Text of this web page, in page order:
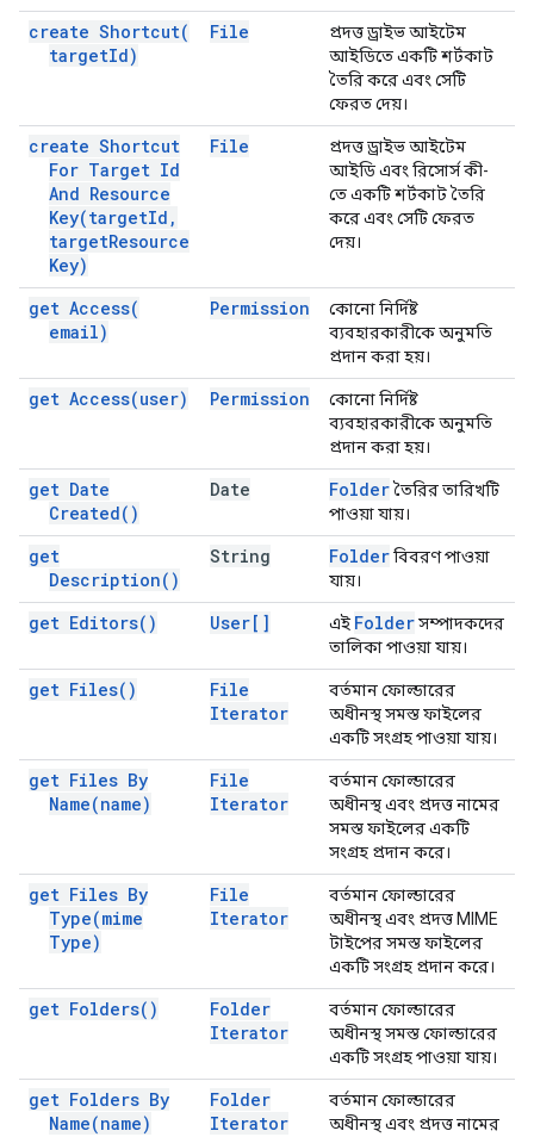
create Shortcut(
targetId)
File
প্রদত্ত ড্রাইভ আইটেম
আইডিতে একটি শর্টকাট
তৈরি করে এবং সেটি
ফেরত দেয়।
create Shortcut
For Target Id
And Resource
Key(targetId ,
targetResource
Key)
File
প্রদত্ত ড্রাইভ আইটেম
আইডি এবং রিসোর্স কী-
তে একটি শর্টকাট তৈরি
করে এবং সেটি ফেরত
দেয়।
get Access(
email)
Permission
কোনো নির্দিষ্ট
ব্যবহারকারীকে অনুমতি
প্রদান করা হয়।
get Access(user) Permission
কোনো নির্দিষ্ট
ব্যবহারকারীকে অনুমতি
প্রদান করা হয়।
get Date
Created( )
Date Folderতৈরির তারিখটি
পাওয়া যায়।
get
Description( )
String Folderবিবরণ পাওয়া
যায়।
get Editors( ) User[] এই Folderসম্পাদকদের
তালিকা পাওয়া যায়।
get Files( )
File
Iterator
বর্তমান ফোল্ডারের
অধীনস্থ সমস্ত ফাইলের
একটি সংগ্রহ পাওয়া যায়।
get Files By
Name(name)
File
Iterator
বর্তমান ফোল্ডারের
অধীনস্থ এবং প্রদত্ত নামের
সমস্ত ফাইলের একটি
সংগ্রহ প্রদান করে।
get Files By
Type(mime
Type)
File
Iterator
বর্তমান ফোল্ডারের
অধীনস্থ এবং প্রদত্ত MIME
টাইপের সমস্ত ফাইলের
একটি সংগ্রহ প্রদান করে।
get Folders( )
Folder
Iterator
বর্তমান ফোল্ডারের
অধীনস্থ সমস্ত ফোল্ডারের
একটি সংগ্রহ পাওয়া যায়।
get Folders By
Name(name)
Folder
Iterator
বর্তমান ফোল্ডারের
অধীনস্থ এবং প্রদত্ত নামের